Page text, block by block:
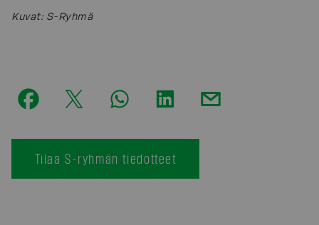
Kuvat: S-Ryhmä
Tilaa S-ryhmän tiedotteet